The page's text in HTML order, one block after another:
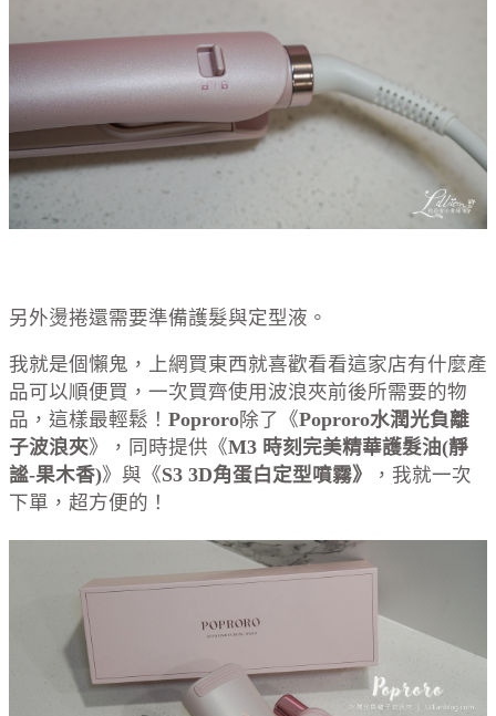
另外燙捲還需要準備護髮與定型液。
我就是個懶鬼，上網買東西就喜歡看看這家店有什麼產
品可以順便買，一次買齊使用波浪夾前後所需要的物
品，這樣最輕鬆！ Poproro除了《Poproro水潤光負離
子波浪夾》，同時提供《M3 時刻完美精華護髮油(靜
謐-果木香)》與《S3 3D角蛋白定型噴霧》
，我就一次
下單，超方便的！